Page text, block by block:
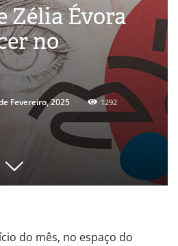
Zélia Évora
no
Fevereiro, 2025 1292
do mês, no espaço do